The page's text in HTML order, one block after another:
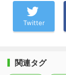
Twitter
関連タグ